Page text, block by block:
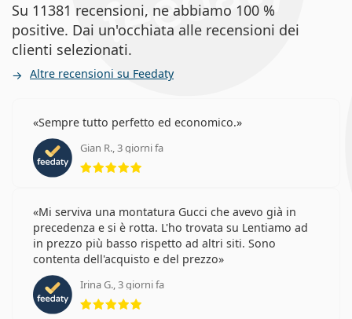
Su 11381 recensioni, ne abbiamo 100 %
positive. Dai un'occhiata alle recensioni dei
clienti selezionati.
Altre recensioni su Feedaty
Sempre tutto perfetto ed economico.
Gian R., 3 giorni fa
Mi serviva una montatura Gucci che avevo già in
precedenza e si è rotta. L'ho trovata su Lentiamo ad
in prezzo più basso rispetto ad altri siti. Sono
contenta dell'acquisto e del prezzo
Irina G., 3 giorni fa